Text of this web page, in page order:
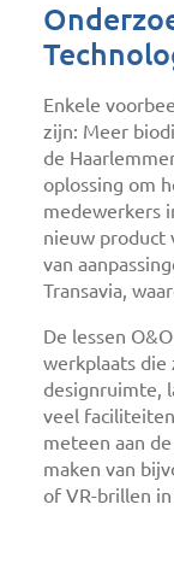
Enkele
zijn: Meer
de
oplossing om
medewerkers
nieuw product
van
Transavia,
De lessen
werkplaats die
designruimte,
veel
meteen aan
maken van
of VR-brillen